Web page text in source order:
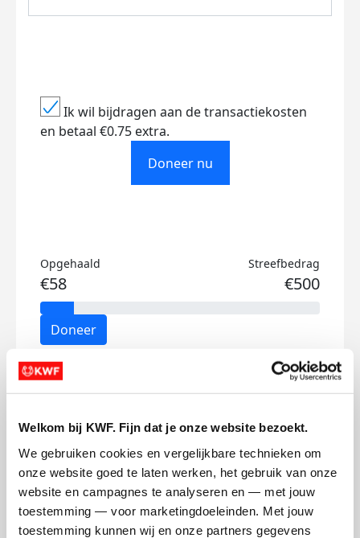
Welkom bij KWF. Fijn dat je onze website bezoekt.
We gebruiken cookies en vergelijkbare technieken om
onze website goed te laten werken, het gebruik van onze
website en campagnes te analyseren en — met jouw
toestemming — voor marketingdoeleinden. Met jouw
toestemming kunnen wij en onze partners gegevens
Ik wil bijdragen aan de transactiekosten
en betaal €0.75 extra.
Doneer nu
Opgehaald
€58
Streefbedrag
€500
Doneer